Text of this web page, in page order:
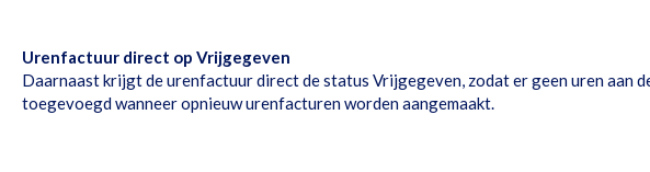
Urenfactuur direct op Vrijgegeven
Daarnaast krijgt de urenfactuur direct de status Vrijgegeven, zodat er geen uren aan
toegevoegd wanneer opnieuw urenfacturen worden aangemaakt.